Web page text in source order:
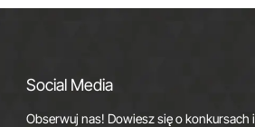
Social Media
Obserwuj nas! Dowiesz się o konkursach i